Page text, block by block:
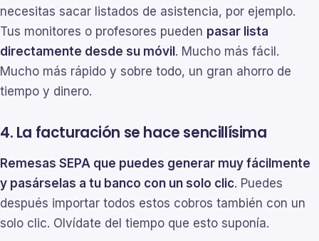
necesitas sacar listados de asistencia, por ejemplo.
Tus monitores o profesores pueden pasar lista
directamente desde su móvil . Mucho más fácil.
Mucho más rápido y sobre todo, un gran ahorro de
tiempo y dinero.
4. La facturación se hace sencillísima
Remesas SEPA que puedes generar muy fácilmente
y pasárselas a tu banco con un solo clic. Puedes
después importar todos estos cobros también con un
solo clic. Olvídate del tiempo que esto suponía.